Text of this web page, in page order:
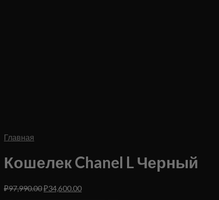
Главная
Кошелек Chanel L Черный
₽97,990.00Первоначальная
₽34,600.00Текущая